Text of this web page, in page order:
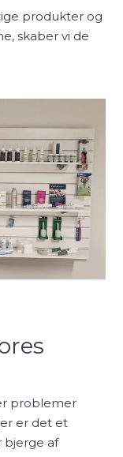
produkter og
skaber vi de
problemer
er det et
bjerge af